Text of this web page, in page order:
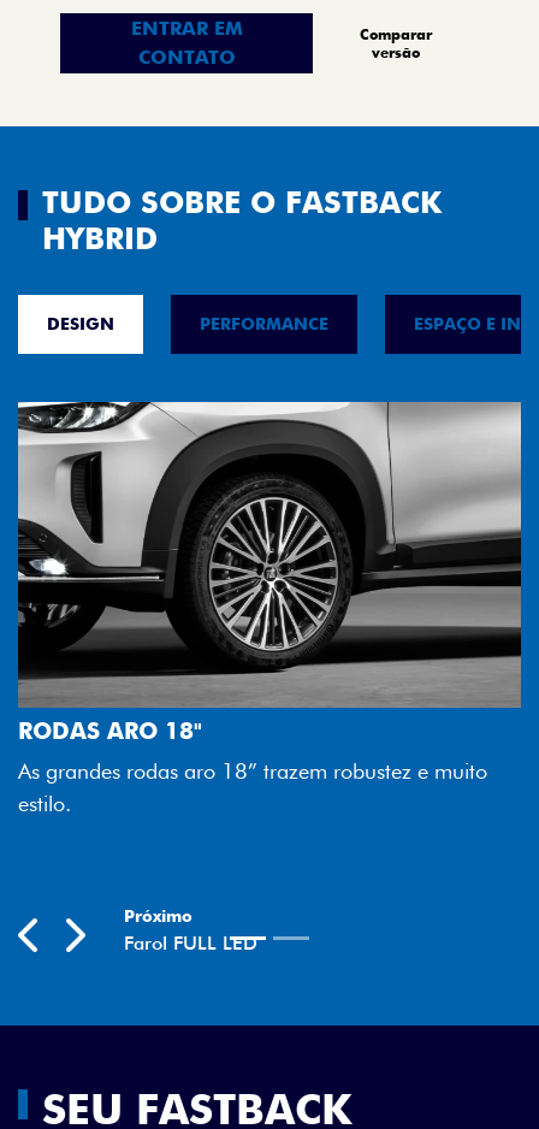
ENTRAR EM
CONTATO
Comparar
versão
TUDO SOBRE O FASTBACK
HYBRID
DESIGN PERFORMANCE ESPAÇO E
RODAS ARO 18"
As grandes rodas aro 18” trazem robustez e muito
estilo.
Previous
Next
SEU FASTBACK